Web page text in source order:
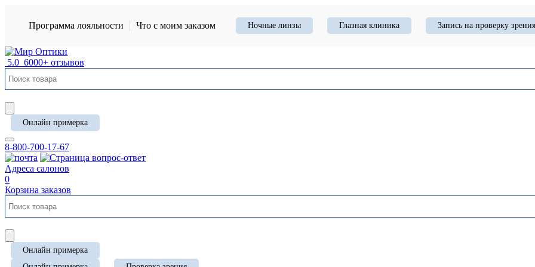
Программа лояльности Что с моим заказом Ночные линзы Глазная клиника Запись на проверку зрения
5.0 6000+ отзывов
Онлайн примерка
8-800-700-17-67
Адреса салонов
0
Корзина заказов
Онлайн примерка